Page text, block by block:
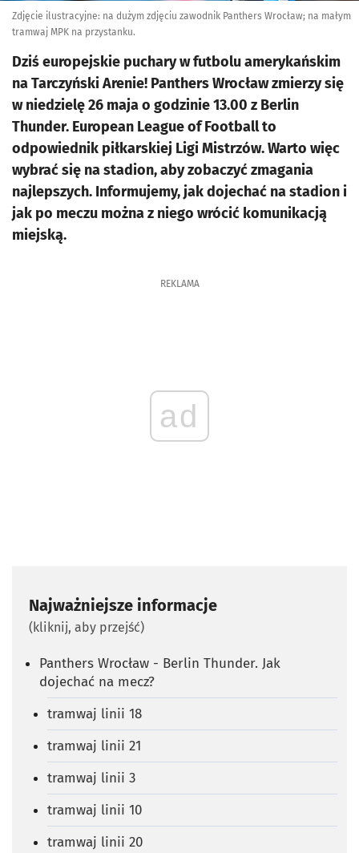
Zdjęcie ilustracyjne: na dużym zdjęciu zawodnik Panthers Wrocław; na małym
tramwaj MPK na przystanku.
Dziś europejskie puchary w futbolu amerykańskim
na Tarczyński Arenie! Panthers Wrocław zmierzy się
w niedzielę 26 maja o godzinie 13.00 z Berlin
Thunder. European League of Football to
odpowiednik piłkarskiej Ligi Mistrzów. Warto więc
wybrać się na stadion, aby zobaczyć zmagania
najlepszych. Informujemy, jak dojechać na stadion i
jak po meczu można z niego wrócić komunikacją
miejską.
REKLAMA
ad
Najważniejsze informacje
(kliknij, aby przejść)
Panthers Wrocław - Berlin Thunder. Jak
dojechać na mecz?
tramwaj linii 18
tramwaj linii 21
tramwaj linii 3
tramwaj linii 10
tramwaj linii 20